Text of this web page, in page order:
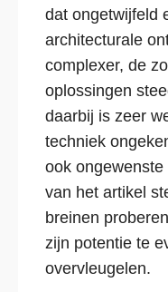
dat ongetwijfeld
architecturale
complexer, de
oplossingen
daarbij is zeer
techniek
ook
van het artikel
breinen
zijn potentie te
overvleugelen.